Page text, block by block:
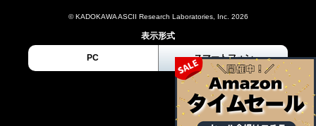
© KADOKAWA ASCII Research Laboratories, Inc. 2026
表示形式
PC スマートフォン